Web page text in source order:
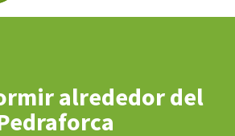
alrededor del